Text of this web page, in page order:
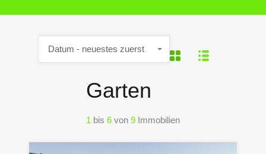
Garten
1 bis 6 von 9 Immobilien
Datum - neuestes zuerst